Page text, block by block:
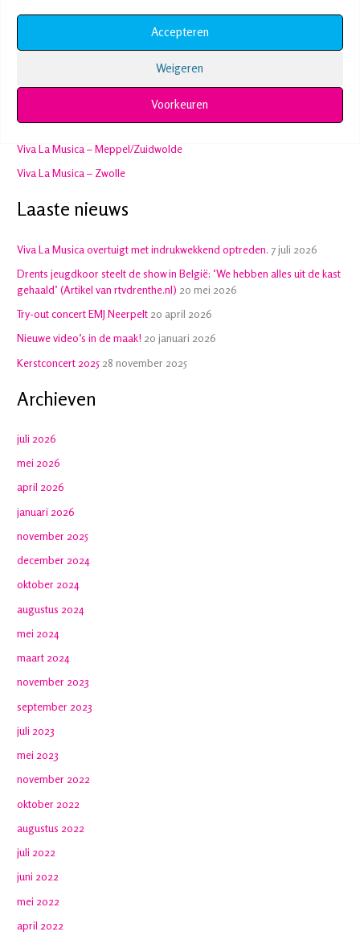
Accepteren
Weigeren
Voorkeuren
Geen categorie
Viva La Musica – Meppel/Zuidwolde
Viva La Musica – Zwolle
Laaste nieuws
Viva La Musica overtuigt met indrukwekkend optreden. 7 juli 2026
Drents jeugdkoor steelt de show in België: ‘We hebben alles uit de kast
gehaald’ (Artikel van rtvdrenthe.nl) 20 mei 2026
Try-out concert EMJ Neerpelt 20 april 2026
Nieuwe video’s in de maak! 20 januari 2026
Kerstconcert 2025 28 november 2025
Archieven
juli 2026
mei 2026
april 2026
januari 2026
november 2025
december 2024
oktober 2024
augustus 2024
mei 2024
maart 2024
november 2023
september 2023
juli 2023
mei 2023
november 2022
oktober 2022
augustus 2022
juli 2022
juni 2022
mei 2022
april 2022